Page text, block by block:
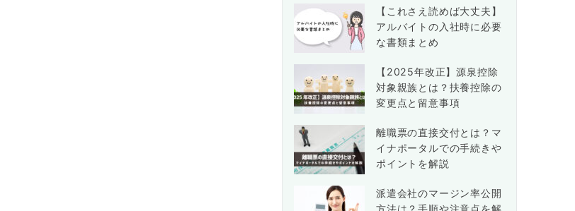
【これさえ読めば大丈夫】
アルバイトの入社時に必要
な書類まとめ
【2025年改正】源泉控除
対象親族とは？扶養控除の
変更点と留意事項
離職票の直接交付とは？マ
イナポータルでの手続きや
ポイントを解説
派遣会社のマージン率公開
方法は？手順や注意点を解